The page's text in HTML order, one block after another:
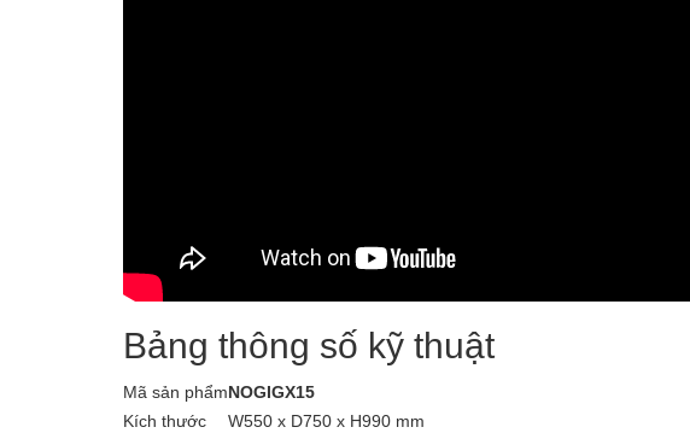
Bảng thông số kỹ thuật
Mã sản phẩmNOGIGX15
Kích thước
W550 x D750 x H990 mm